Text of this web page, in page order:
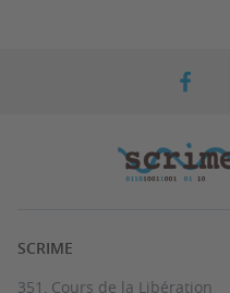
SCRIME
351, Cours de la Libération